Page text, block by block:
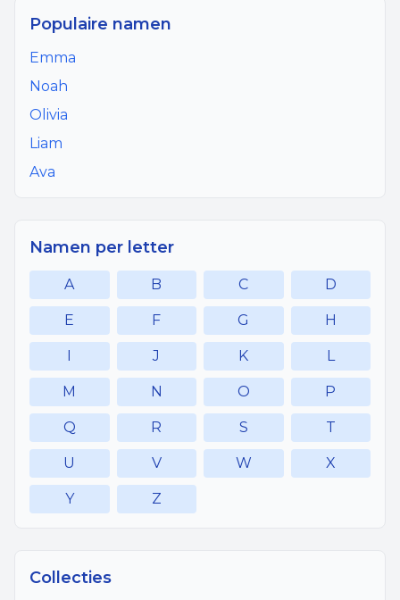
Populaire namen
Emma
Noah
Olivia
Liam
Ava
Namen per letter
A B C D
E F G H
I J K L
M N O P
Q R S T
U V W X
Y Z
Collecties